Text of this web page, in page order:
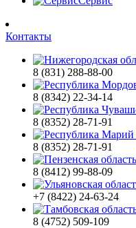
Контакты
8 (831) 288-88-00
8 (8342) 22-34-14
8 (8352) 28-71-91
8 (8352) 28-71-91
8 (8412) 99-88-09
+7 (8422) 24-63-24
8 (4752) 509-109